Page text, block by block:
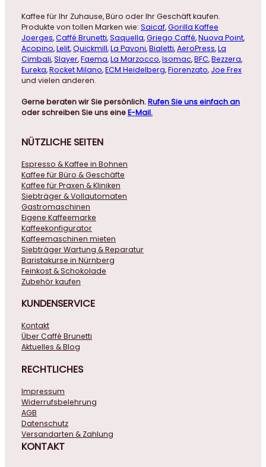
Kaffee für Ihr Zuhause, Büro oder Ihr Geschäft kaufen.
Produkte von tollen Marken wie: Saicaf,Gorilla Kaffee
Joerges,Caffé Brunetti,Saquella,Griego Caffé,Nuova Point,
Acopino,Lelit,Quickmill,La Pavoni,Bialetti,AeroPress,La
Cimbali,Slayer,Faema,La Marzocco,Isomac,BFC,Bezzera,
Eureka,Rocket Milano,ECM Heidelberg,Fiorenzato, Joe Frex
und vielen anderen.
Gerne beraten wir Sie persönlich.Rufen Sie uns einfach an
oder schreiben Sie uns eineE-Mail.
NÜTZLICHE SEITEN
Espresso & Kaffee in Bohnen
Kaffee für Büro & Geschäfte
Kaffee für Praxen & Kliniken
Siebträger & Vollautomaten
Gastromaschinen
Eigene Kaffeemarke
Kaffeekonfigurator
Kaffeemaschinen mieten
Siebträger Wartung & Reparatur
Baristakurse in Nürnberg
Feinkost & Schokolade
Zubehör kaufen
KUNDENSERVICE
Kontakt
Über Caffé Brunetti
Aktuelles & Blog
RECHTLICHES
Impressum
Widerrufsbelehrung
AGB
Datenschutz
Versandarten & Zahlung
KONTAKT